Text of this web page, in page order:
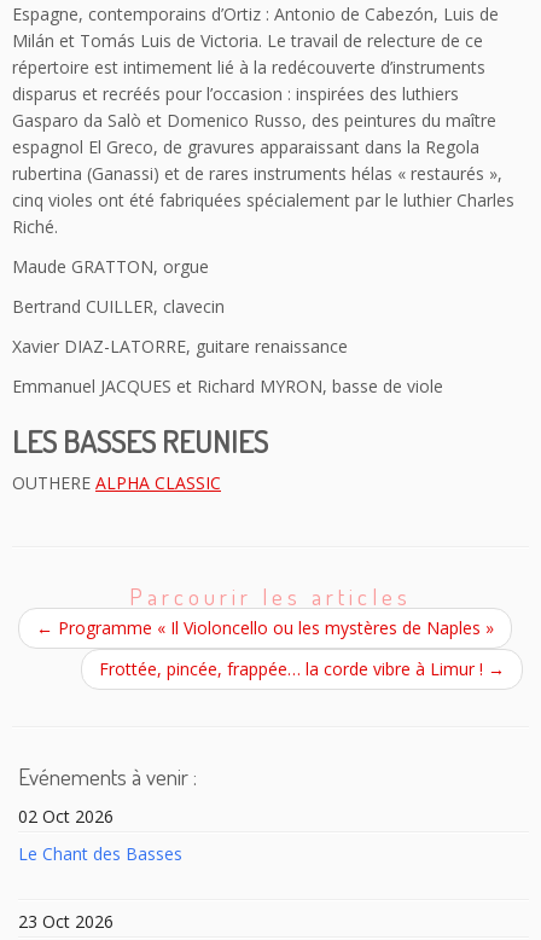
Espagne, contemporains d’Ortiz : Antonio de Cabezón, Luis de
Milán et Tomás Luis de Victoria. Le travail de relecture de ce
répertoire est intimement lié à la redécouverte d’instruments
disparus et recréés pour l’occasion : inspirées des luthiers
Gasparo da Salò et Domenico Russo, des peintures du maître
espagnol El Greco, de gravures apparaissant dans la Regola
rubertina (Ganassi) et de rares instruments hélas « restaurés »,
cinq violes ont été fabriquées spécialement par le luthier Charles
Riché.
Maude GRATTON, orgue
Bertrand CUILLER, clavecin
Xavier DIAZ-LATORRE, guitare renaissance
Emmanuel JACQUES et Richard MYRON, basse de viole
LES BASSES REUNIES
OUTHERE ALPHA CLASSIC
Parcourir les articles
← Programme « Il Violoncello ou les mystères de Naples »
Frottée, pincée, frappée… la corde vibre à Limur ! →
Evénements à venir :
02 Oct 2026
Le Chant des Basses
23 Oct 2026